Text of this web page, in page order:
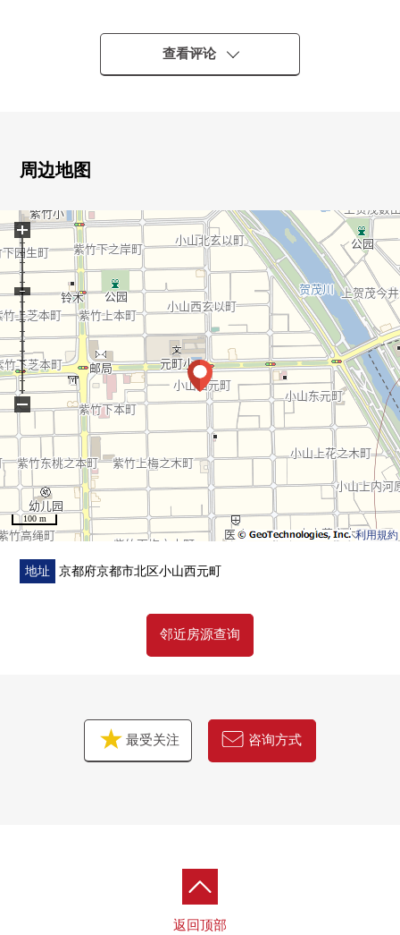
○实际使用面积：59.91平米
○地上5层的4楼部分的3K
○光照、通风关于采光房(南、东)良好
查看评论
周边地图
利用規約
100 m
+
−
地址 京都府京都市北区小山西元町
邻近房源查询
最受关注 咨询方式
返回顶部